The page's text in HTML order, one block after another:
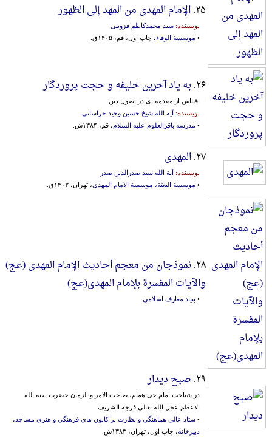
۲۵. الإمام المهدی من المهد إلی الظهور
نویسنده: سید محمدکاظم قزوینی
• موسسة الوفاء، چاپ اول، قم، ۱۴۰۵ق.
۲۶. به یاد آخرین خلیفه و حجت پروردگار
اقتباس از مقدمه ای در اصول دین
نویسنده: آیة الله شیخ حسین وحید خراسانی
• مدرسه باقرالعلوم علیه السلام، قم، ۱۳۸۴ش.
۲۷. المهدی
نویسنده: آیة الله سید صدرالدین صدر
• موسسة البعثة، موسسة الامام المهدی، تهران، ۱۴۰۳ق.
۲۸. نموذجان من معجم أحادیث الإمام المهدی (عج)
والآیات المفسرة بلإمام المهدی(عج)
• بنیاد معارف اسلامی
۲۹. صبح دیدار
در شناخت امام حی همام، صاحب الامر و الزمان حضرت بقیة الله
الاعظم عجل الله تعالی فرجه الشریف
• ستاد عالی هماهنگی و نظارت بر کانون های فرهنگی و هنری مساجد،
دبیرخانه، چاپ اول، تهران، ۱۳۸۳ش.